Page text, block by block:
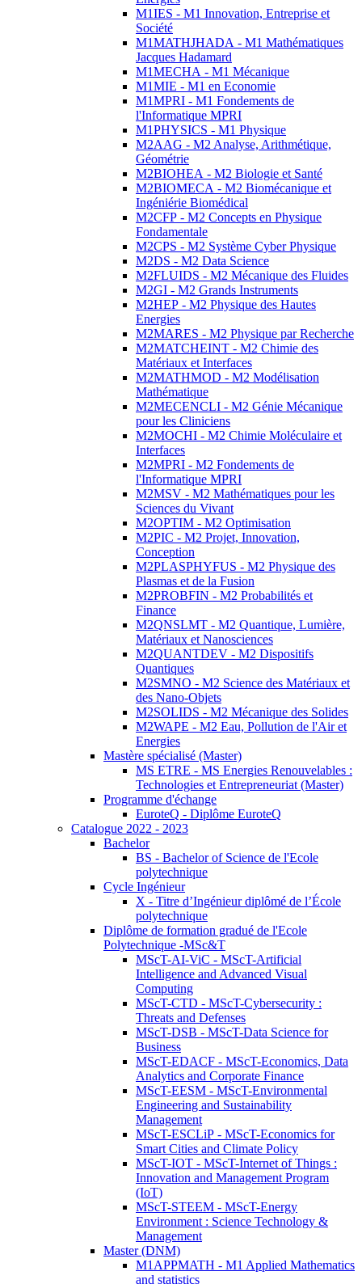
M1IES - M1 Innovation, Entreprise et
Société
M1MATHJHADA - M1 Mathématiques
Jacques Hadamard
M1MECHA - M1 Mécanique
M1MIE - M1 en Economie
M1MPRI - M1 Fondements de
l'Informatique MPRI
M1PHYSICS - M1 Physique
M2AAG - M2 Analyse, Arithmétique,
Géométrie
M2BIOHEA - M2 Biologie et Santé
M2BIOMECA - M2 Biomécanique et
Ingéniérie Biomédical
M2CFP - M2 Concepts en Physique
Fondamentale
M2CPS - M2 Système Cyber Physique
M2DS - M2 Data Science
M2FLUIDS - M2 Mécanique des Fluides
M2GI - M2 Grands Instruments
M2HEP - M2 Physique des Hautes
Energies
M2MARES - M2 Physique par Recherche
M2MATCHEINT - M2 Chimie des
Matériaux et Interfaces
M2MATHMOD - M2 Modélisation
Mathématique
M2MECENCLI - M2 Génie Mécanique
pour les Cliniciens
M2MOCHI - M2 Chimie Moléculaire et
Interfaces
M2MPRI - M2 Fondements de
l'Informatique MPRI
M2MSV - M2 Mathématiques pour les
Sciences du Vivant
M2OPTIM - M2 Optimisation
M2PIC - M2 Projet, Innovation,
Conception
M2PLASPHYFUS - M2 Physique des
Plasmas et de la Fusion
M2PROBFIN - M2 Probabilités et
Finance
M2QNSLMT - M2 Quantique, Lumière,
Matériaux et Nanosciences
M2QUANTDEV - M2 Dispositifs
Quantiques
M2SMNO - M2 Science des Matériaux et
des Nano-Objets
M2SOLIDS - M2 Mécanique des Solides
M2WAPE - M2 Eau, Pollution de l'Air et
Energies
Mastère spécialisé (Master)
MS ETRE - MS Energies Renouvelables :
Technologies et Entrepreneuriat (Master)
Programme d'échange
EuroteQ - Diplôme EuroteQ
Catalogue 2022 - 2023
Bachelor
BS - Bachelor of Science de l'Ecole
polytechnique
Cycle Ingénieur
X - Titre d’Ingénieur diplômé de l’École
polytechnique
Diplôme de formation gradué de l'Ecole
Polytechnique -MSc&T
MScT-AI-ViC - MScT-Artificial
Intelligence and Advanced Visual
Computing
MScT-CTD - MScT-Cybersecurity :
Threats and Defenses
MScT-DSB - MScT-Data Science for
Business
MScT-EDACF - MScT-Economics, Data
Analytics and Corporate Finance
MScT-EESM - MScT-Environmental
Engineering and Sustainability
Management
MScT-ESCLiP - MScT-Economics for
Smart Cities and Climate Policy
MScT-IOT - MScT-Internet of Things :
Innovation and Management Program
(IoT)
MScT-STEEM - MScT-Energy
Environment : Science Technology &
Management
Master (DNM)
M1APPMATH - M1 Applied Mathematics
and statistics